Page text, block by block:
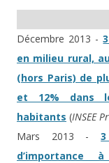
Décembre 2013 -
en milieu rural,
(hors Paris) de
et 12% dans
habitants (INSEE
Mars 2013 -
d’importance